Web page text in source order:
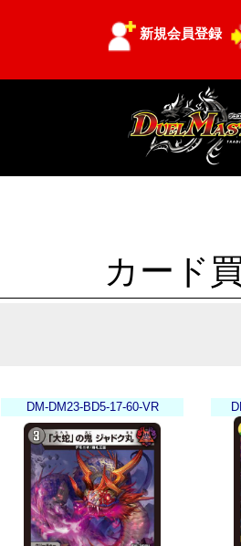
新規会員登録
カード
DM-DM23-BD5-17-60-VR